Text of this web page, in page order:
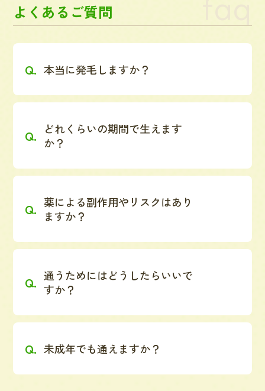
よくあるご質問
本当に発毛しますか？
どれくらいの期間で生えます
か？
薬による副作用やリスクはあり
ますか？
通うためにはどうしたらいいで
すか？
未成年でも通えますか？